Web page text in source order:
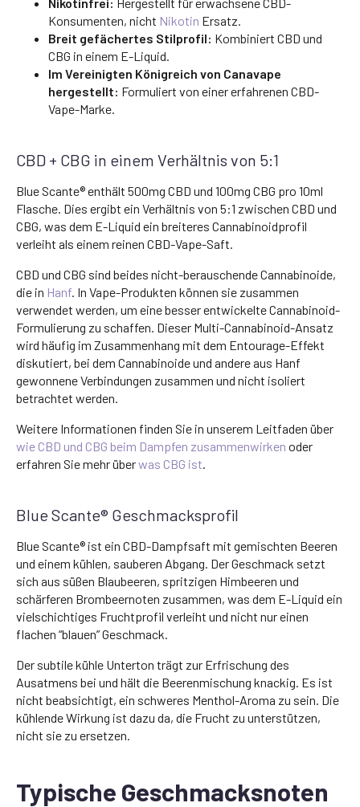
Konsumenten, nicht Nikotin Ersatz.
Breit gefächertes Stilprofil: Kombiniert CBD und
CBG in einem E-Liquid.
Im Vereinigten Königreich von Canavape
hergestellt: Formuliert von einer erfahrenen CBD-
Vape-Marke.
CBD + CBG in einem Verhältnis von 5:1
Blue Scante® enthält 500mg CBD und 100mg CBG pro 10ml
Flasche. Dies ergibt ein Verhältnis von 5:1 zwischen CBD und
CBG, was dem E-Liquid ein breiteres Cannabinoidprofil
verleiht als einem reinen CBD-Vape-Saft.
CBD und CBG sind beides nicht-berauschende Cannabinoide,
die in Hanf . In Vape-Produkten können sie zusammen
verwendet werden, um eine besser entwickelte Cannabinoid-
Formulierung zu schaffen. Dieser Multi-Cannabinoid-Ansatz
wird häufig im Zusammenhang mit dem Entourage-Effekt
diskutiert, bei dem Cannabinoide und andere aus Hanf
gewonnene Verbindungen zusammen und nicht isoliert
betrachtet werden.
Weitere Informationen finden Sie in unserem Leitfaden über
wie CBD und CBG beim Dampfen zusammenwirken oder
erfahren Sie mehr überwas CBG ist
Blue Scante® Geschmacksprofil
Blue Scante® ist ein CBD-Dampfsaft mit gemischten Beeren
und einem kühlen, sauberen Abgang. Der Geschmack setzt
sich aus süßen Blaubeeren, spritzigen Himbeeren und
schärferen Brombeernoten zusammen, was dem E-Liquid ein
vielschichtiges Fruchtprofil verleiht und nicht nur einen
flachen “blauen” Geschmack.
Der subtile kühle Unterton trägt zur Erfrischung des
Ausatmens bei und hält die Beerenmischung knackig. Es ist
nicht beabsichtigt, ein schweres Menthol-Aroma zu sein. Die
kühlende Wirkung ist dazu da, die Frucht zu unterstützen,
nicht sie zu ersetzen.
Typische Geschmacksnoten